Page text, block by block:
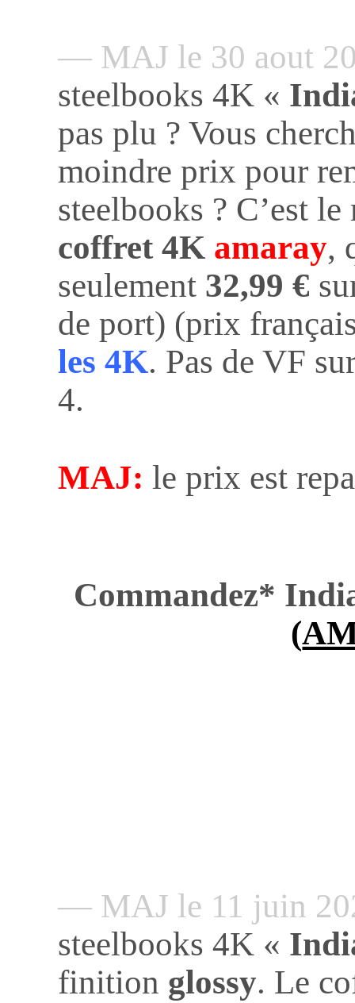
— MAJ le 30 aout
steelbooks 4K «
pas plu ? Vous
moindre prix pour
steelbooks ? C’est
coffret 4K amaray,
seulement 32,99 €
de port) (prix
les 4K. Pas de VF
4.
MAJ: le prix est
Commandez*
(
— MAJ le 11 juin
steelbooks 4K «
finition glossy. Le